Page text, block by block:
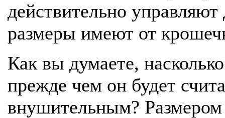
действительно
размеры имеют от
Как вы думаете,
прежде чем он будет
внушительным? Размером